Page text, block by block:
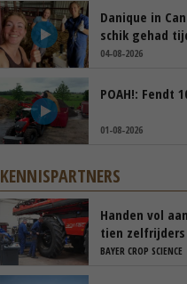
Danique in
schik gehad
04-08-2026
POAH!: Fendt
01-08-2026
KENNISPARTNERS
Handen vol
tien zelfrijders
BAYER CROP SCIENCE